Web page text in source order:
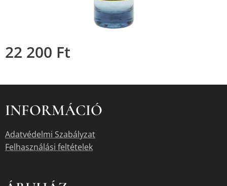
22 200 Ft
INFORMÁCIÓ
Adatvédelmi Szabályzat
Felhasználási feltételek